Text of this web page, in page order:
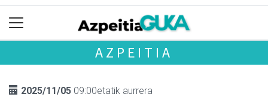
AZPEITIA
2025/11/05 09:00etatik aurrera